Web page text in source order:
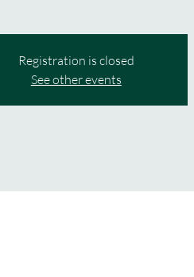
Registration is closed
See other events